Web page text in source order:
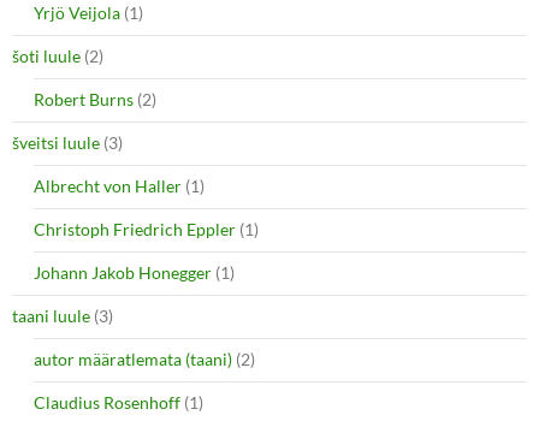
Yrjö Veijola (1)
šoti luule (2)
Robert Burns (2)
šveitsi luule (3)
Albrecht von Haller (1)
Christoph Friedrich Eppler (1)
Johann Jakob Honegger (1)
taani luule (3)
autor määratlemata (taani) (2)
Claudius Rosenhoff (1)